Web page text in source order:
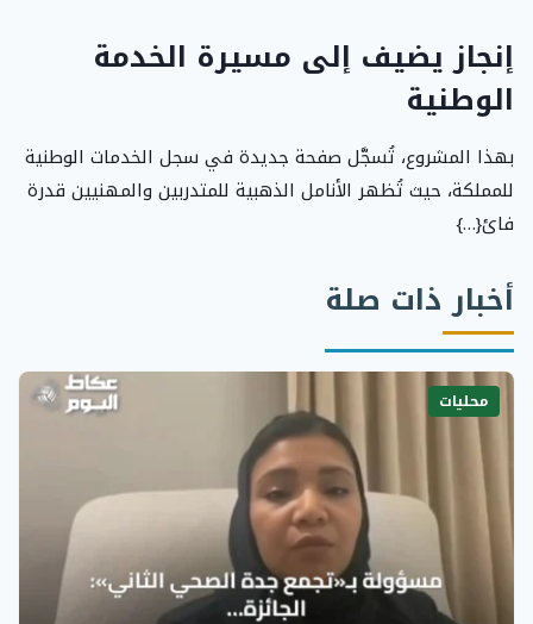
إنجاز يضيف إلى مسيرة الخدمة
الوطنية
بهذا المشروع، تُسجَّل صفحة جديدة في سجل الخدمات الوطنية
للمملكة، حيث تُظهر الأنامل الذهبية للمتدربين والمهنيين قدرة
فائ{…}
أخبار ذات صلة
محليات